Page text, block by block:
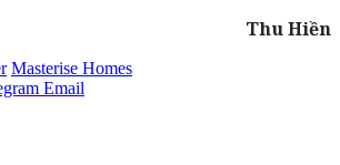
Thu Hiền
Masterise Homes
Email